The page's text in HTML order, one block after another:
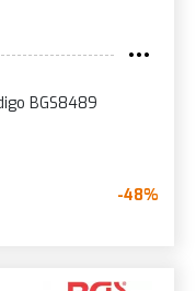
BGS8489
-48%